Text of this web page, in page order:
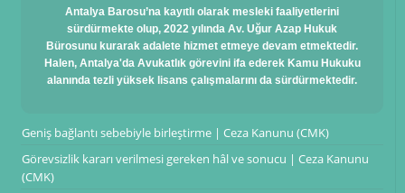
Antalya Barosu’na kayıtlı olarak mesleki faaliyetlerini
sürdürmekte olup, 2022 yılında Av. Uğur Azap Hukuk
Bürosunu kurarak adalete hizmet etmeye devam etmektedir.
Halen, Antalya'da Avukatlık görevini ifa ederek Kamu Hukuku
alanında tezli yüksek lisans çalışmalarını da sürdürmektedir.
Geniş bağlantı sebebiyle birleştirme | Ceza Kanunu (CMK)
Görevsizlik kararı verilmesi gereken hâl ve sonucu | Ceza Kanunu
(CMK)